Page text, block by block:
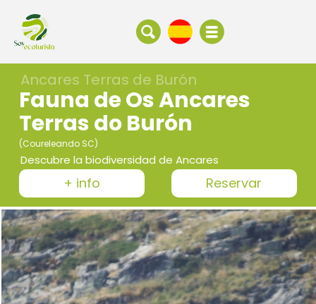
Ancares Terras de Burón
Fauna de Os Ancares
Terras do Burón
(Coureleando SC)
Descubre la biodiversidad de Ancares
+ info Reservar